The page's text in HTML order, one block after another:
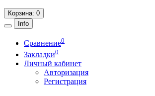
Корзина: 0
Info
Сравнение0
Закладки0
Личный кабинет
Авторизация
Регистрация